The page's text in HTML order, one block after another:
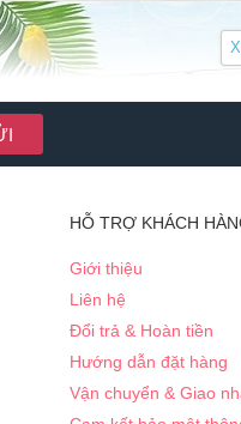
bị đang được sử dụng
HỖ TRỢ KHÁCH
Giới thiệu
Liên hệ
Đổi trả & Hoàn tiền
Hướng dẫn đặt hàng
Vận chuyển & Giao